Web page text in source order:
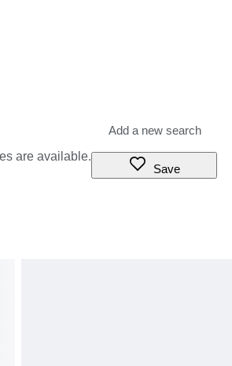
are available.
Save